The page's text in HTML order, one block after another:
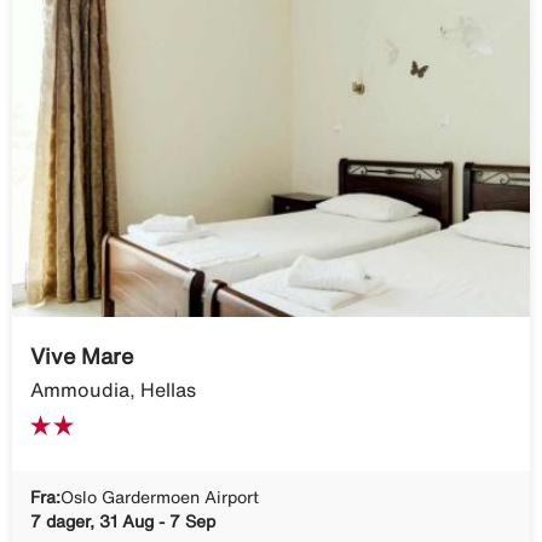
Vive Mare
Ammoudia, Hellas
Fra:Oslo Gardermoen Airport
7 dager, 31 Aug - 7 Sep